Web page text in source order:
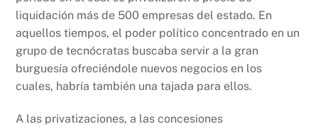
liquidación más de 500 empresas del estado. En
aquellos tiempos, el poder político concentrado en un
grupo de tecnócratas buscaba servir a la gran
burguesía ofreciéndole nuevos negocios en los
cuales, habría también una tajada para ellos.
A las privatizaciones, a las concesiones